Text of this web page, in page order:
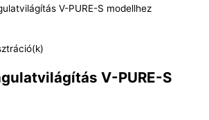
V-PURE-S modellhez
V-PURE-S